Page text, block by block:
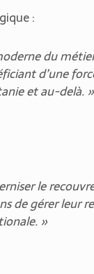
:
du
d’une
et au-delà.
le
gérer leur
»